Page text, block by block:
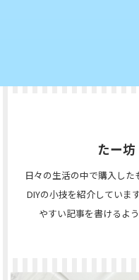
たー坊
日々の生活の中で購入した
DIYの小技を紹介していま
やすい記事を書けるよう